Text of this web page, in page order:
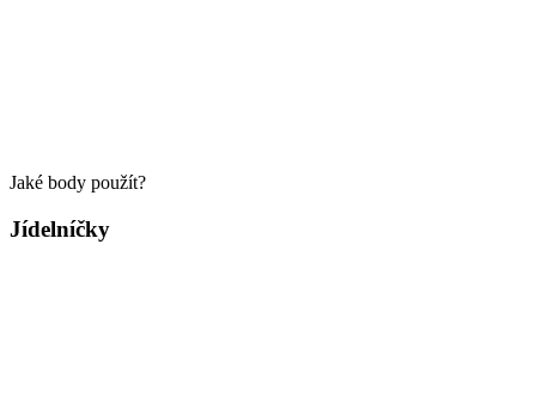
Jaké body použít?
Jídelníčky